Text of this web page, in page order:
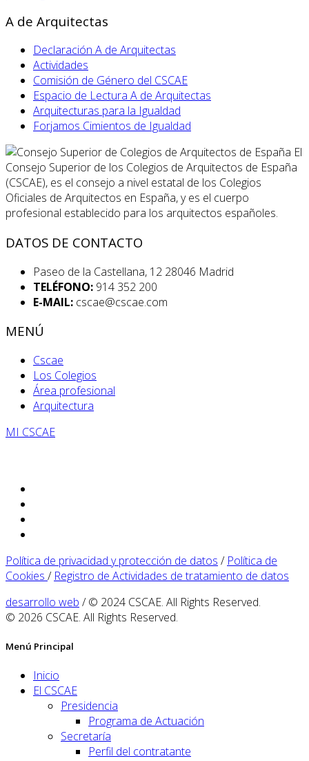
A de Arquitectas
Declaración A de Arquitectas
Actividades
Comisión de Género del CSCAE
Espacio de Lectura A de Arquitectas
Arquitecturas para la Igualdad
Forjamos Cimientos de Igualdad
El
Consejo Superior de los Colegios de Arquitectos de España
(CSCAE), es el consejo a nivel estatal de los Colegios
Oficiales de Arquitectos en España, y es el cuerpo
profesional establecido para los arquitectos españoles.
DATOS DE CONTACTO
Paseo de la Castellana, 12 28046 Madrid
TELÉFONO: 914 352 200
E-MAIL: cscae@cscae.com
MENÚ
Cscae
Los Colegios
Área profesional
Arquitectura
MI CSCAE
Política de privacidad y protección de datos / Política de
Cookies / Registro de Actividades de tratamiento de datos
desarrollo web / © 2024 CSCAE. All Rights Reserved.
© 2026 CSCAE. All Rights Reserved.
Menú Principal
Inicio
El CSCAE
Presidencia
Programa de Actuación
Secretaría
Perfil del contratante